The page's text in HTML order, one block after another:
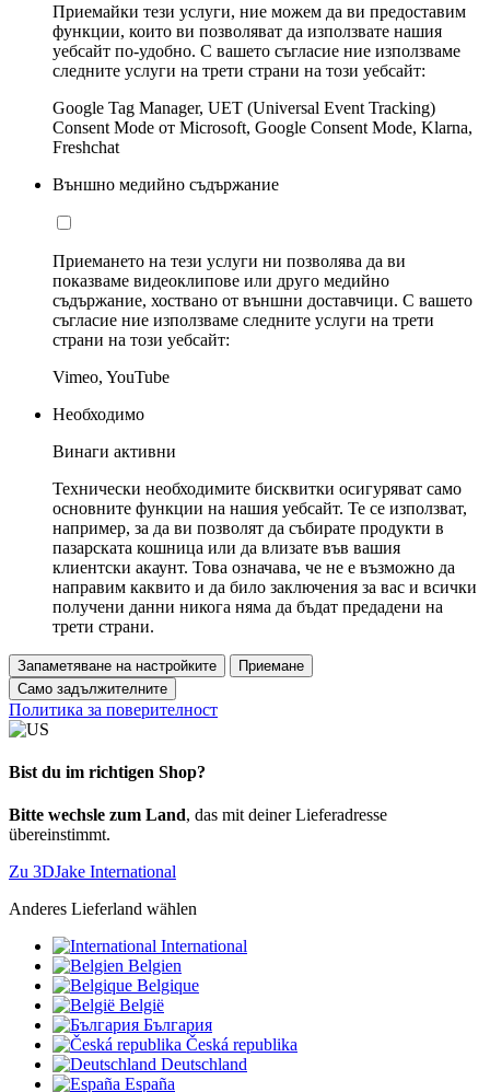
Приемайки тези услуги, ние можем да ви предоставим
функции, които ви позволяват да използвате нашия
уебсайт по-удобно. С вашето съгласие ние използваме
следните услуги на трети страни на този уебсайт:
Google Tag Manager, UET (Universal Event Tracking)
Consent Mode от Microsoft, Google Consent Mode, Klarna,
Freshchat
Външно медийно съдържание
Приемането на тези услуги ни позволява да ви
показваме видеоклипове или друго медийно
съдържание, хоствано от външни доставчици. С вашето
съгласие ние използваме следните услуги на трети
страни на този уебсайт:
Vimeo, YouTube
Необходимо
Винаги активни
Технически необходимите бисквитки осигуряват само
основните функции на нашия уебсайт. Те се използват,
например, за да ви позволят да събирате продукти в
пазарската кошница или да влизате във вашия
клиентски акаунт. Това означава, че не е възможно да
направим каквито и да било заключения за вас и всички
получени данни никога няма да бъдат предадени на
трети страни.
Запаметяване на настройките
Приемане
Само задължителните
Политика за поверителност
Bist du im richtigen Shop?
Bitte wechsle zum Land, das mit deiner Lieferadresse
übereinstimmt.
Zu 3DJake International
Anderes Lieferland wählen
International
Belgien
Belgique
België
България
Česká republika
Deutschland
España